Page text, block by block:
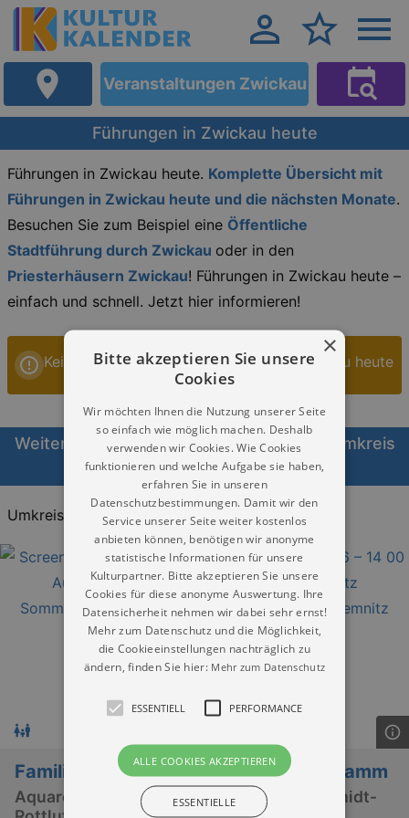
Veranstaltungen Zwickau
Führungen in Zwickau heute
Führungen in Zwickau heute. Komplette Übersicht mit
Führungen in Zwickau heute und die nächsten Monate.
Besuchen Sie zum Beispiel eine Öffentliche
Stadtführung durch Zwickau oder in den
Priesterhäusern Zwickau! Führungen in Zwickau heute –
einfach und schnell. Jetzt hier informieren!
Keine Veranstaltungen Führungen in Zwickau heute
Weitere Veranstaltungen Führungen im Umkreis
von Zwickau heute
Umkreis: 20KM 40KM
Familienführung: Sommerferienprogramm
Aquarell und Naturell – der frühe Karl Schmidt-
×
Bitte akzeptieren Sie unsere
Cookies
Wir möchten Ihnen die Nutzung unserer Seite
so einfach wie möglich machen. Deshalb
verwenden wir Cookies. Wie Cookies
funktionieren und welche Aufgabe sie haben,
erfahren Sie in unseren
Datenschutzbestimmungen. Damit wir den
Service unserer Seite weiter kostenlos
anbieten können, benötigen wir anonyme
statistische Informationen für unsere
Kulturpartner. Bitte akzeptieren Sie unsere
Cookies für diese anonyme Auswertung. Ihre
Datensicherheit nehmen wir dabei sehr ernst!
Mehr zum Datenschutz und die Möglichkeit,
die Cookieeinstellungen nachträglich zu
ändern, finden Sie hier: Mehr zum Datenschutz
ESSENTIELL PERFORMANCE
ALLE COOKIES AKZEPTIEREN
ESSENTIELLE